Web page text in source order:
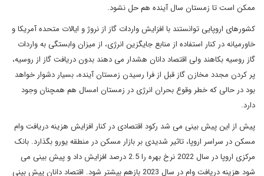
ممکن است تا زمستان سال آینده هم حل نشود.
کشورهای اروپایی توانستند با افزایش واردات گاز از نروژ و ایالات متحده آمریکا و
خاورمیانه در کنار استفاده از منابع جایگزین انرژی، از میزان وابستگی به واردات
گاز روسیه بکاهند ولی اقتصاد دانان هشدار می دهند بدون دریافت گاز از روسیه،
پر کردن مجدد مخازن گاز قبل از فرا رسیدن زمستان آینده، بسیار دشوار خواهد
بود در حالی که خطر وقوع بحران انرژی در زمستان امسال هم همچنان وجود
دارد.
پیش از این پیش بینی می شد رکود اقتصادی در کنار افزایش هزینه دریافت وام
مسکن در سراسر اروپا، تاثیر شدیدی بر بازار مسکن در منطقه یورو بگذارد. بانک
مرکزی اروپا در سال 2022 نرخ بهره را 2.5 درصد افزایش داد و پیش بینی می
شود هزینه دریافت وام در سال 2023 بازهم بیشتر شود. اقتصاد دانان پیش بینی